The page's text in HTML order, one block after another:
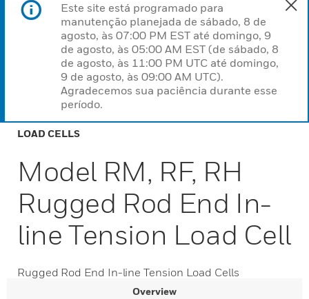
Este site está programado para
manutenção planejada de sábado, 8 de
agosto, às 07:00 PM EST até domingo, 9
de agosto, às 05:00 AM EST (de sábado, 8
de agosto, às 11:00 PM UTC até domingo,
9 de agosto, às 09:00 AM UTC).
Agradecemos sua paciência durante esse
período.
LOAD CELLS
Model RM, RF, RH
Rugged Rod End In-
line Tension Load Cell
Rugged Rod End In-line Tension Load Cells
Overview